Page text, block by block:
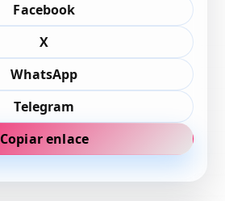
Facebook
X
WhatsApp
Telegram
Copiar enlace